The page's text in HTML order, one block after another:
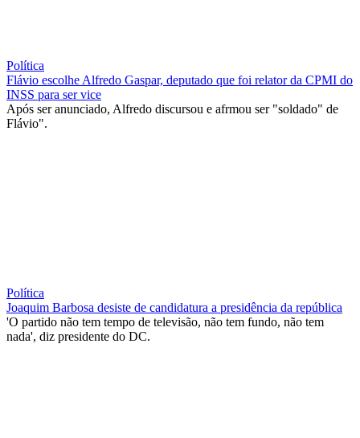
Política
Flávio escolhe Alfredo Gaspar, deputado que foi relator da CPMI do
INSS para ser vice
Após ser anunciado, Alfredo discursou e afrmou ser "soldado" de
Flávio".
Política
Joaquim Barbosa desiste de candidatura a presidência da república
'O partido não tem tempo de televisão, não tem fundo, não tem
nada', diz presidente do DC.